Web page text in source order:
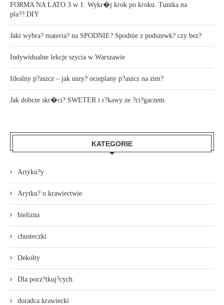
FORMA NA LATO 3 w 1. Wykr�j krok po kroku. Tunika na
pla??.DIY
Jaki wybra? materia? na SPODNIE? Spodnie z podszewk? czy bez?
Indywidualne lekcje szycia w Warszawie
Idealny p?aszcz – jak uszy? ocieplany p?aszcz na zim?
Jak dobrze skr�ci? SWETER i r?kawy ze ?ci?gaczem.
KATEGORIE
Artyku?y
Arytku? o krawiectwie
bielizna
chusteczki
Dekolty
Dla pocz?tkuj?cych
doradca krawiecki